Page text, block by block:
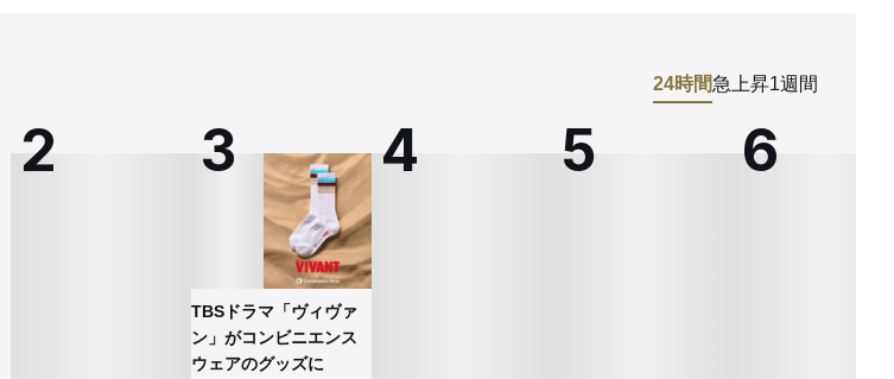
24時間急上昇1週間
TBSドラマ「ヴィヴァ
ン」がコンビニエンス
ウェアのグッズに